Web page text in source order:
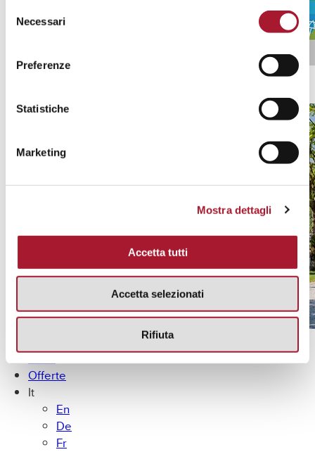
delNecessari
Preferenze
Statistiche
Marketing
Mostra dettagli
Accetta tutti
Accetta selezionati
Rifiuta
MICE
Offerte
It
En
De
Fr